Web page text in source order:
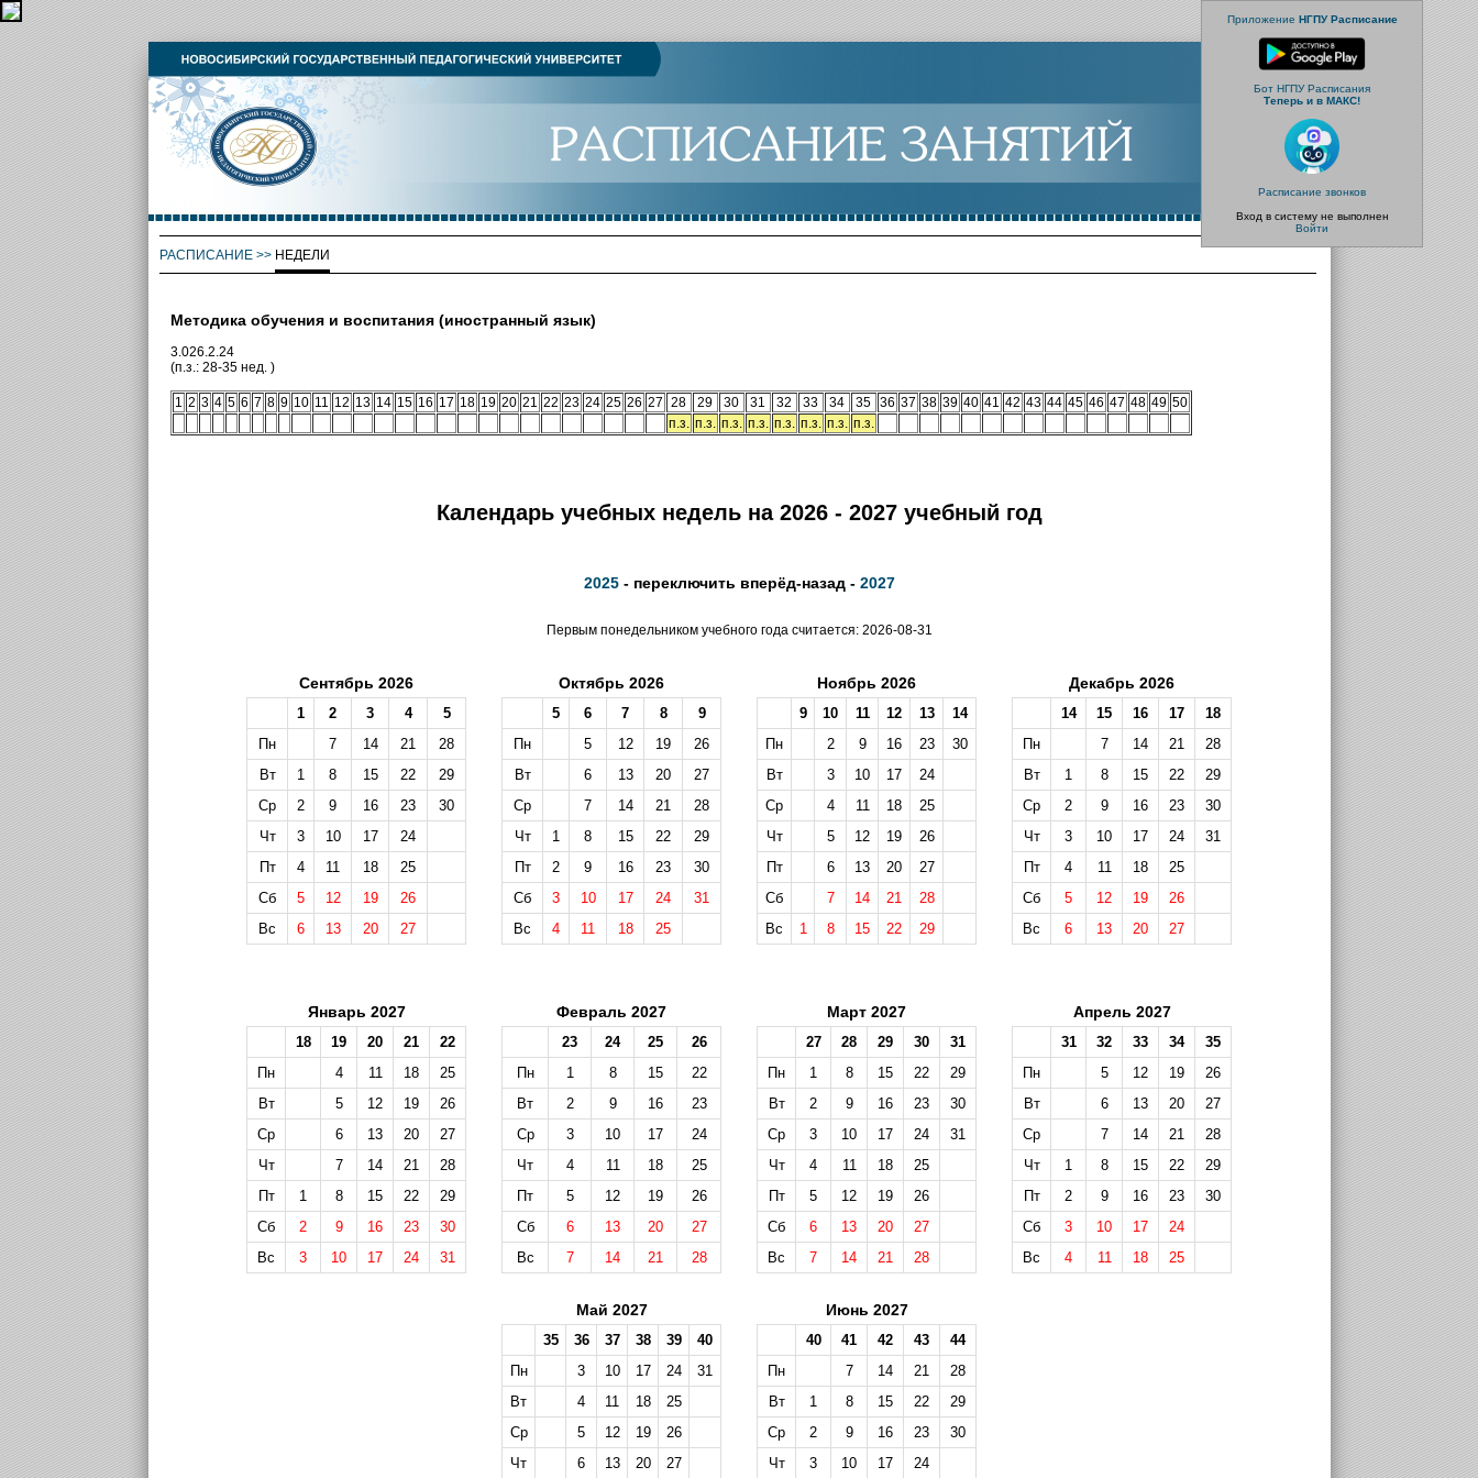
Приложение НГПУ Расписание
Бот НГПУ Расписания
Теперь и в МАКС!
Расписание звонков
Вход в систему не выполнен
Войти
РАСПИСАНИЕ>> НЕДЕЛИ
Методика обучения и воспитания (иностранный язык)
3.026.2.24
(п.з.: 28-35 нед. )
1 2 3 4 5 6 7 8 9 10 11 12 13 14 15 16 17 18 19 20 21 22 23 24 25 26 27 28 29 30 31 32 33 34 35 36 37 38 39 40 41 42 43 44 45 46 47 48 49 50
п.з. п.з. п.з. п.з. п.з. п.з. п.з. п.з.
Календарь учебных недель на 2026 - 2027 учебный год
2025- переключить вперёд-назад - 2027
Первым понедельником учебного года считается: 2026-08-31
Сентябрь 2026
1 2 3 4
5
Пн
7 14 21
28
Вт
1 8 15 22
29
Ср
2 9 16 23
30
Чт
3 10 17
24
Пт
4 11 18
25
Сб
5 12 19
26
Вс
6 13 20 27
Октябрь 2026
5 6 7 8
9
Пн
5 12 19
26
Вт
6 13 20
27
Ср
7 14 21
28
Чт
1 8 15 22
29
Пт
2 9 16 23
30
Сб
3 10 17 24
31
Вс
4 11 18 25
Ноябрь 2026
9 10 11 12 13
14
Пн
2 9 16 23
30
Вт
3 10 17
24
Ср
4 11 18
25
Чт
5 12 19
26
Пт
6 13 20
27
Сб
7 14 21
28
Вс
1 8 15 22 29
Декабрь 2026
14 15 16 17
18
Пн
7 14 21
28
Вт
1 8 15 22
29
Ср
2 9 16 23
30
Чт
3 10 17 24
31
Пт
4 11 18
25
Сб
5 12 19
26
Вс
6 13 20 27
Январь 2027
18 19 20 21
22
Пн
4 11 18
25
Вт
5 12 19
26
Ср
6 13 20
27
Чт
7 14 21
28
Пт
1 8 15 22
29
Сб
2 9 16 23
30
Вс
3 10 17 24 31
Февраль 2027
23 24 25
26
Пн
1 8 15
22
Вт
2 9 16
23
Ср
3 10 17
24
Чт
4 11 18
25
Пт
5 12 19
26
Сб
6 13 20
27
Вс
7 14 21 28
Март 2027
27 28 29 30
31
Пн
1 8 15 22
29
Вт
2 9 16 23
30
Ср
3 10 17 24
31
Чт
4 11 18
25
Пт
5 12 19
26
Сб
6 13 20
27
Вс
7 14 21 28
Апрель 2027
31 32 33 34
35
Пн
5 12 19
26
Вт
6 13 20
27
Ср
7 14 21
28
Чт
1 8 15 22
29
Пт
2 9 16 23
30
Сб
3 10 17
24
Вс
4 11 18 25
Май 2027
35 36 37 38 39
40
Пн
3 10 17 24
31
Вт
4 11 18
25
Ср
5 12 19
26
Чт
6 13 20 27
Июнь 2027
40 41 42 43
44
Пн
7 14 21
28
Вт
1 8 15 22
29
Ср
2 9 16 23
30
Чт
3 10 17 24